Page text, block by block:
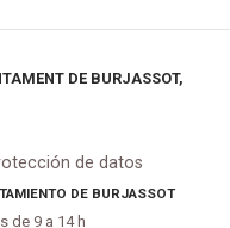
DE BURJASSOT,
de datos
DE BURJASSOT
de 9 a 14 h